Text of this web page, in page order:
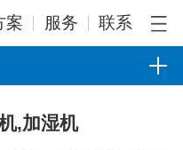
案 服务 联系
,加湿机